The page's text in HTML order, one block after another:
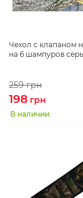
Чехол с клапаном
на 6 шампуров
259грн
198 грн
В наличии